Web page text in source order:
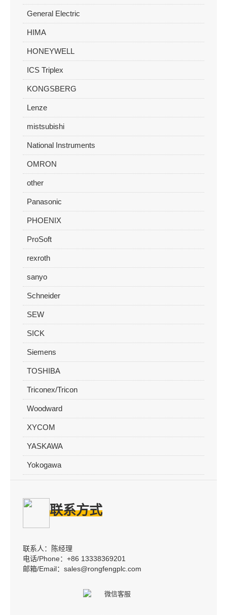
General Electric
HIMA
HONEYWELL
ICS Triplex
KONGSBERG
Lenze
mistsubishi
National Instruments
OMRON
other
Panasonic
PHOENIX
ProSoft
rexroth
sanyo
Schneider
SEW
SICK
Siemens
TOSHIBA
Triconex/Tricon
Woodward
XYCOM
YASKAWA
Yokogawa
联系方式
联系人：陈经理
电话/Phone：+86 13338369201
邮箱/Email：sales@rongfengplc.com